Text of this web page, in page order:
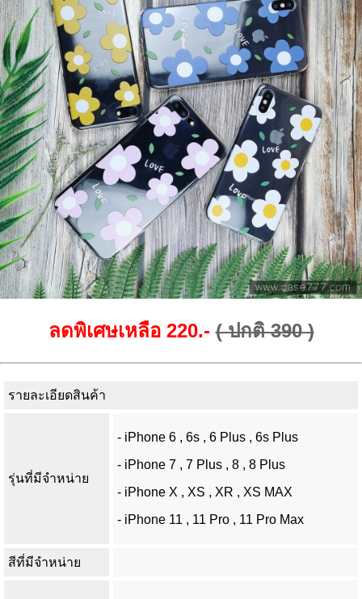
ลดพิเศษเหลือ 220.- ( ปกติ 390 )
รายละเอียดสินค้า
รุ่นที่มีจำหน่าย
- iPhone 6 , 6s , 6 Plus , 6s Plus
- iPhone 7 , 7 Plus , 8 , 8 Plus
- iPhone X , XS , XR , XS MAX
- iPhone 11 , 11 Pro , 11 Pro Max
สีที่มีจำหน่าย